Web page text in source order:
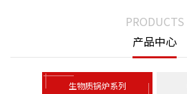
PRODUCTS
产品中心
生物质锅炉系列